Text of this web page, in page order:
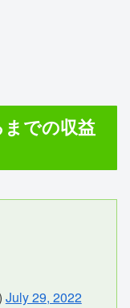
での収益
July 29, 2022